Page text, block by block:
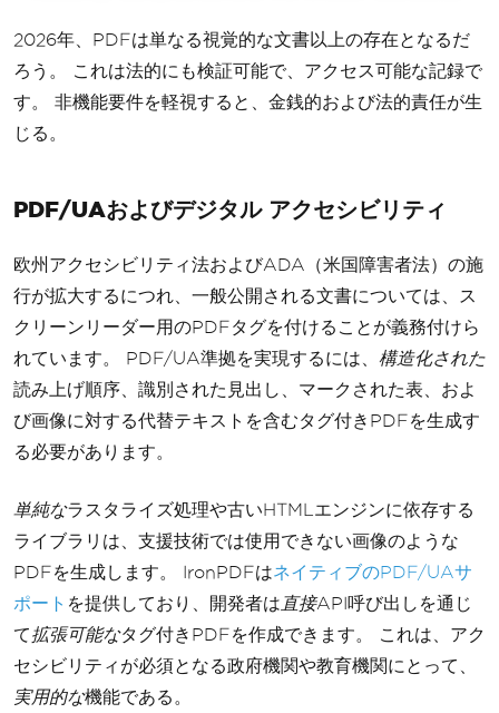
2026年、PDFは単なる視覚的な文書以上の存在となるだ
ろう。 これは法的にも検証可能で、アクセス可能な記録で
す。 非機能要件を軽視すると、金銭的および法的責任が生
じる。
PDF/UAおよびデジタル アクセシビリティ
欧州アクセシビリティ法およびADA（米国障害者法）の施
行が拡大するにつれ、一般公開される文書については、ス
クリーンリーダー用のPDFタグを付けることが義務付けら
れています。 PDF/UA準拠を実現するには、 構造化された
読み上げ順序、識別された見出し、マークされた表、およ
び画像に対する代替テキストを含むタグ付きPDFを生成す
る必要があります。
単純なラスタライズ処理や古いHTMLエンジンに依存する
ライブラリは、支援技術では使用できない画像のような
PDFを生成します。 IronPDFはネイティブのPDF/UAサ
ポート を提供しており、開発者は 直接API呼び出しを通じ
て拡張可能なタグ付きPDFを作成できます。 これは、アク
セシビリティが必須となる政府機関や教育機関にとって、
実用的な機能である。